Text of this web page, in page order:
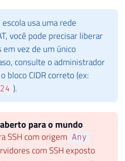
usa uma rede
você pode precisar liberar
vez de um único
consulte o administrador
bloco CIDR correto (ex:
).
para o mundo
SSH com origem Any
com SSH exposto